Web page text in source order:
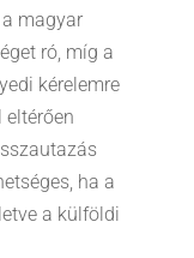
magyar
ró, míg a
kérelemre
eltérően
ha a
a külföldi